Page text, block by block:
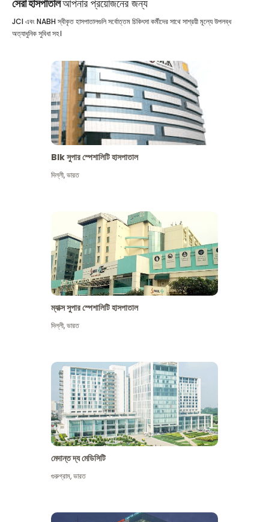
সেরা হাসপাতালআপনার প্রয়োজনের জন্য
JCI এবং NABH স্বীকৃত হাসপাতালগুলি সর্বোত্তম চিকিৎসা কর্মীদের সাথে সাশ্রয়ী মূল্যে উপলব্ধ
অত্যাধুনিক সুবিধা সহ।
Blk সুপার স্পেশালিটি হাসপাতাল
দিল্লী,ভারত
ম্যাক্স সুপার স্পেশালিটি হাসপাতাল
দিল্লী,ভারত
মেদান্ত দ্য মেডিসিটি
গুরুগ্রাম,ভারত